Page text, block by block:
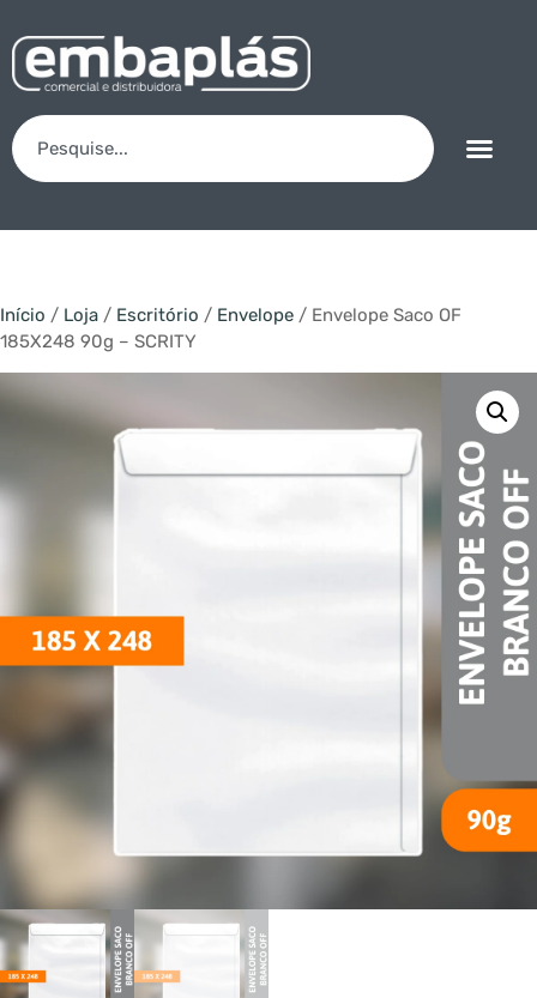
Início / Loja / Escritório / Envelope / Envelope Saco OF
185X248 90g – SCRITY